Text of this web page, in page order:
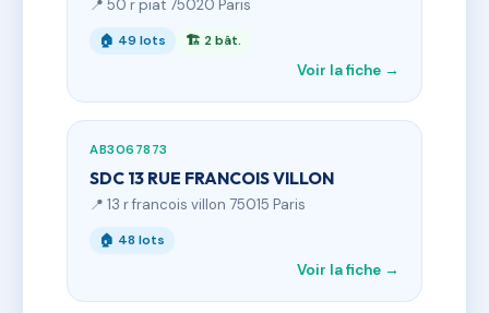
📍 50 r piat 75020 Paris
🏠 49 lots 🏗 2 bât.
Voir la fiche →
AB3067873
SDC 13 RUE FRANCOIS VILLON
📍 13 r francois villon 75015 Paris
🏠 48 lots
Voir la fiche →